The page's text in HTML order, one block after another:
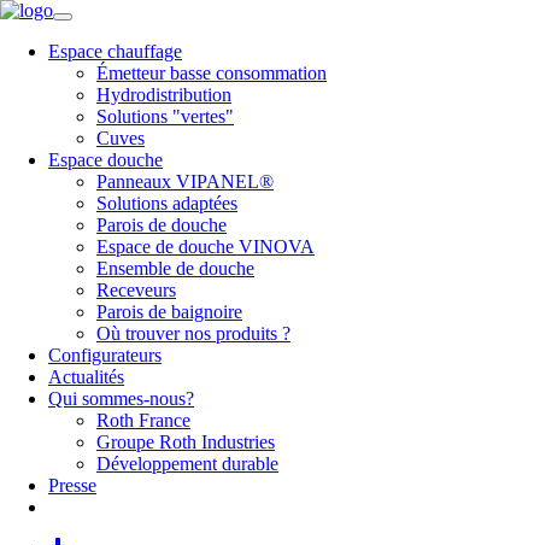
Espace chauffage
Émetteur basse consommation
Hydrodistribution
Solutions "vertes"
Cuves
Espace douche
Panneaux VIPANEL®
Solutions adaptées
Parois de douche
Espace de douche VINOVA
Ensemble de douche
Receveurs
Parois de baignoire
Où trouver nos produits ?
Configurateurs
Actualités
Qui sommes-nous?
Roth France
Groupe Roth Industries
Développement durable
Presse